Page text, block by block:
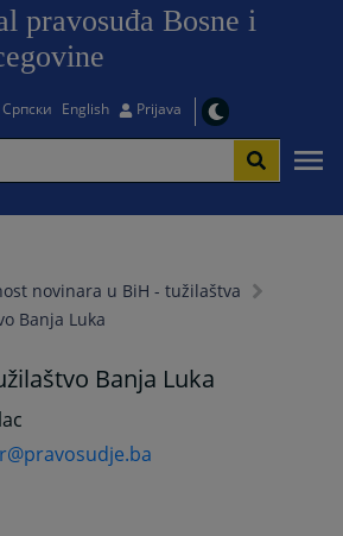
pravosuđa Bosne i
Српски English Prijava
novinara u BiH - tužilaštva
Banja Luka
Banja Luka